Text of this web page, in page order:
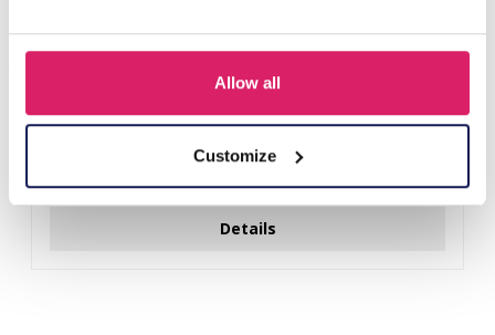
Allow all
Customize
Login voor prijzen
Details